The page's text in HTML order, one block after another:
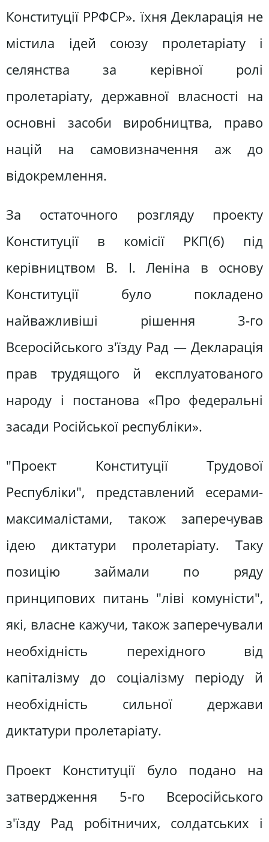
Конституції РРФСР». їхня Декларація не
містила ідей союзу пролетаріату і
селянства за керівної ролі
пролетаріату, державної власності на
основні засоби виробництва, право
націй на самовизначення аж до
відокремлення.
За остаточного розгляду проекту
Конституції в комісії РКП(б) під
керівництвом В. І. Леніна в основу
Конституції було покладено
найважливіші рішення 3-го
Всеросійського з'їзду Рад — Декларація
прав трудящого й експлуатованого
народу і постанова «Про федеральні
засади Російської республіки».
"Проект Конституції Трудової
Республіки", представлений есерами-
максималістами, також заперечував
ідею диктатури пролетаріату. Таку
позицію займали по ряду
принципових питань "ліві комуністи",
які, власне кажучи, також заперечували
необхідність перехідного від
капіталізму до соціалізму періоду й
необхідність сильної держави
диктатури пролетаріату.
Проект Конституції було подано на
затвердження 5-го Всеросійського
з'їзду Рад робітничих, солдатських і